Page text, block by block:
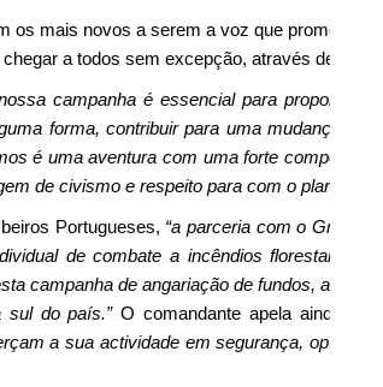
mais novos a serem a voz que promove a
a todos sem excepção, através de uma
campanha é essencial para
forma, contribuir para uma mudança de
é uma aventura com uma forte
de civismo e respeito para com o planeta.”
Portugueses, “a parceria com o Grupo
de combate a incêndios florestais,
campanha de angariação de fundos, as
sul do país.”O comandante apela ainda a
a sua actividade em segurança, opte